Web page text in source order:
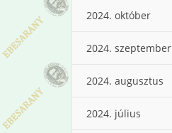
2024. október
2024. szeptember
2024. augusztus
2024. július